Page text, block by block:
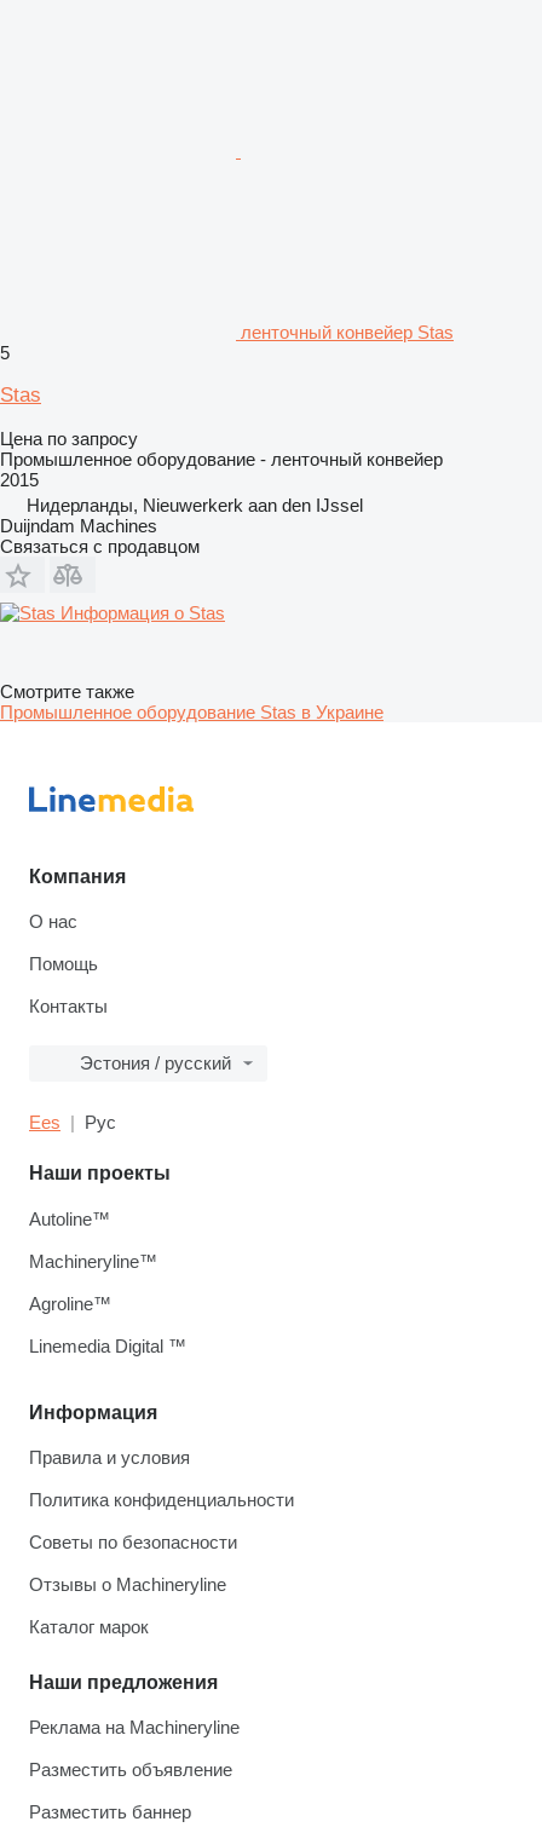
ленточный конвейер Stas
5
Stas
Цена по запросу
Промышленное оборудование - ленточный конвейер
2015
Нидерланды, Nieuwerkerk aan den IJssel
Duijndam Machines
Связаться с продавцом
Информация о Stas
Смотрите также
Промышленное оборудование Stas в Украине
Компания
О нас
Помощь
Контакты
Эстония / русский
Ees Рус
Информация
Правила и условия
Политика конфиденциальности
Советы по безопасности
Отзывы о Machineryline
Каталог марок
Наши предложения
Реклама на Machineryline
Разместить объявление
Разместить баннер
Наши проекты
Autoline™
Machineryline™
Agroline™
Linemedia Digital ™